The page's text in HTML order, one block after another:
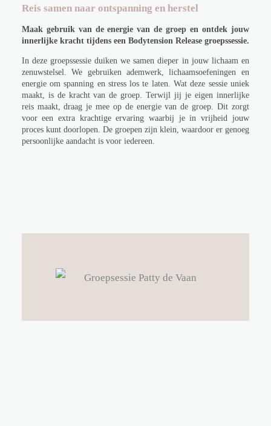
Reis samen naar ontspanning en herstel
Maak gebruik van de energie van de groep en ontdek jouw
innerlijke kracht tijdens een Bodytension Release groepssessie.
In deze groepssessie duiken we samen dieper in jouw lichaam en
zenuwstelsel. We gebruiken ademwerk, lichaamsoefeningen en
energie om spanning en stress los te laten. Wat deze sessie uniek
maakt, is de kracht van de groep. Terwijl jij je eigen innerlijke
reis maakt, draag je mee op de energie van de groep. Dit zorgt
voor een extra krachtige ervaring waarbij je in vrijheid jouw
proces kunt doorlopen. De groepen zijn klein, waardoor er genoeg
persoonlijke aandacht is voor iedereen.